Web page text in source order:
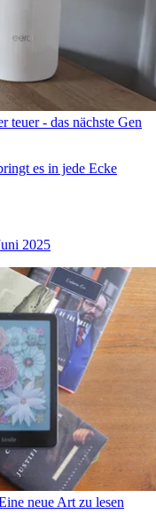
teuer - das nächste Gen
es in jede Ecke
2025
neue Art zu lesen